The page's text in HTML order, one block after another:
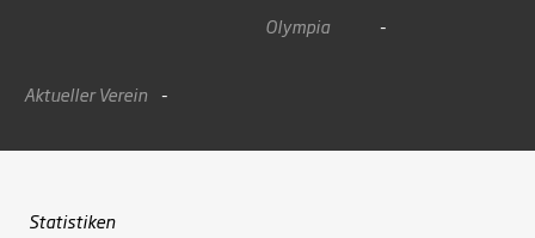
Olympia -
Aktueller Verein -
Statistiken